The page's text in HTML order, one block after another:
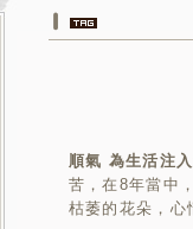
順氣 為生活注
苦，在8年當中
枯萎的花朵，